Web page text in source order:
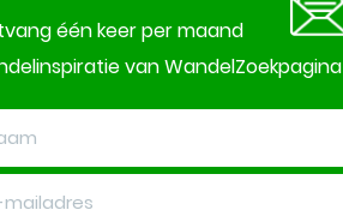
één keer per maand
van WandelZoekpagina